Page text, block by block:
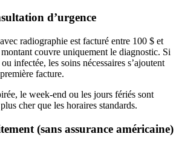
d’urgence
radiographie est facturé entre 100 $ et
couvre uniquement le diagnostic. Si
infectée, les soins nécessaires s’ajoutent
facture.
le week-end ou les jours fériés sont
cher que les horaires standards.
(sans assurance américaine)